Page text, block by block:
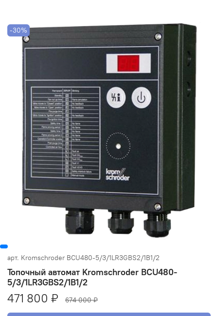
-30%
арт. Kromschroder BCU480-5/3/1LR3GBS2/1B1/2
Топочный автомат Kromschroder BCU480-
5/3/1LR3GBS2/1B1/2
471 800 ₽ 674 000 ₽